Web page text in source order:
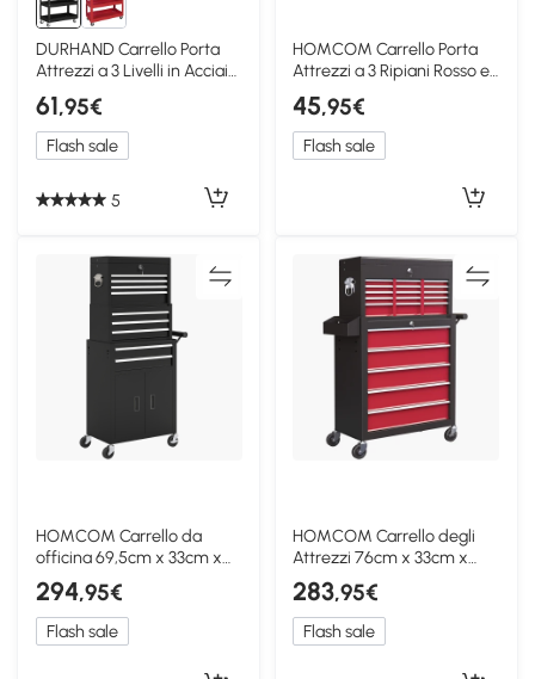
DURHAND Carrello Porta
Attrezzi a 3 Livelli in Acciaio
Nero
61,95€
Flash sale
5
HOMCOM Carrello Porta
Attrezzi a 3 Ripiani Rosso e
Nero
45,95€
Flash sale
HOMCOM Carrello da
officina 69,5cm x 33cm x
133cm Nero
294,95€
Flash sale
HOMCOM Carrello degli
Attrezzi 76cm x 33cm x
75cm Rosso
283,95€
Flash sale